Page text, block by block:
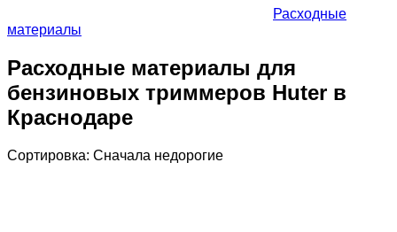
Расходные
материалы
Расходные материалы для
бензиновых триммеров Huter в
Краснодаре
Сортировка: Cначала недорогие